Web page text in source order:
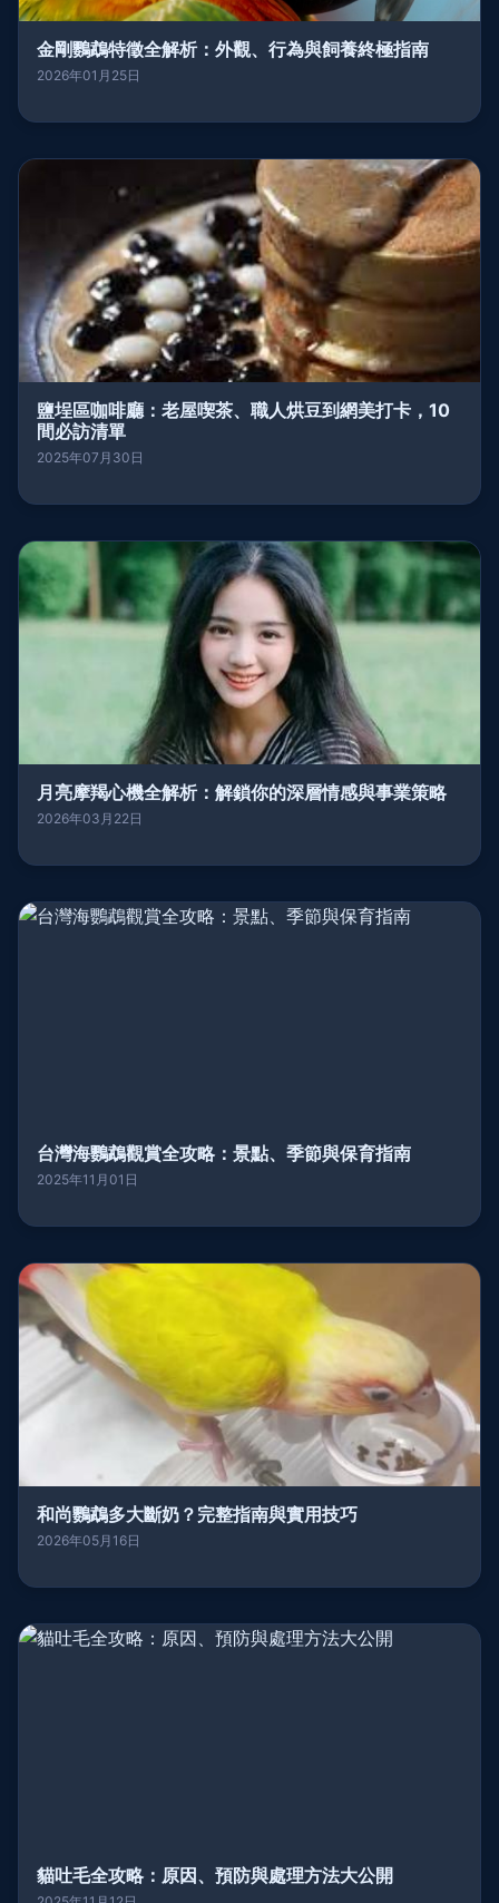
金剛鸚鵡特徵全解析：外觀、行為與飼養終極指南
2026年01月25日
鹽埕區咖啡廳：老屋喫茶、職人烘豆到網美打卡，10
間必訪清單
2025年07月30日
月亮摩羯心機全解析：解鎖你的深層情感與事業策略
2026年03月22日
台灣海鸚鵡觀賞全攻略：景點、季節與保育指南
2025年11月01日
和尚鸚鵡多大斷奶？完整指南與實用技巧
2026年05月16日
貓吐毛全攻略：原因、預防與處理方法大公開